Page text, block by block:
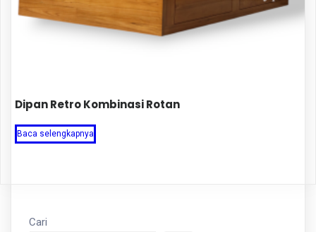
Dipan Retro Kombinasi Rotan
Baca selengkapnya
Cari